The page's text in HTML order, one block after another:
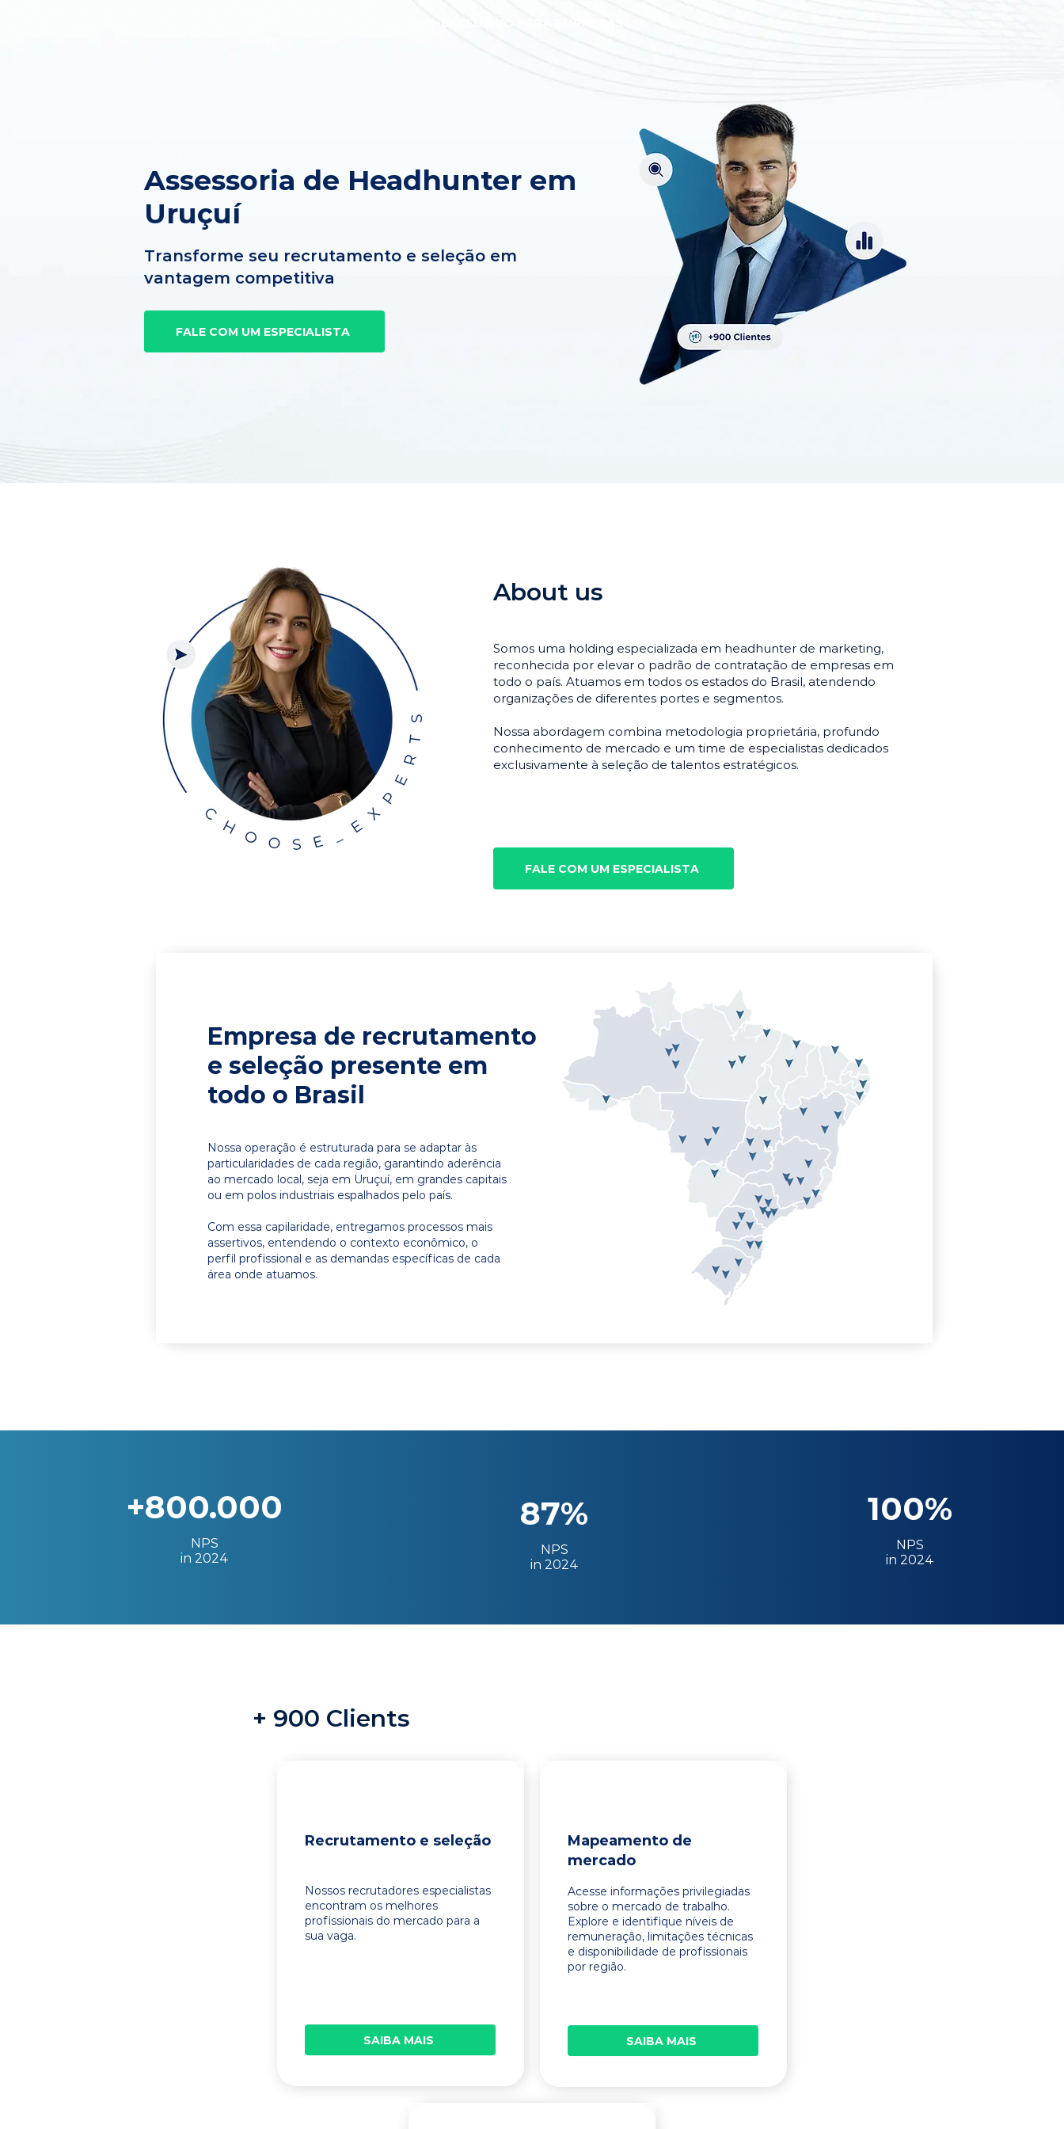
Assessoria de Headhunter em
Uruçuí
Transforme seu recrutamento e seleção em
vantagem competitiva
FALE COM UM ESPECIALISTA
About us
Somos uma holding especializada em headhunter de marketing,
reconhecida por elevar o padrão de contratação de empresas em
todo o país. Atuamos em todos os estados do Brasil, atendendo
organizações de diferentes portes e segmentos.
Nossa abordagem combina metodologia proprietária, profundo
conhecimento de mercado e um time de especialistas dedicados
exclusivamente à seleção de talentos estratégicos.
FALE COM UM ESPECIALISTA
Empresa de recrutamento
e seleção presente em
todo o Brasil
Nossa operação é estruturada para se adaptar às
particularidades de cada região, garantindo aderência
ao mercado local, seja em Uruçuí, em grandes capitais
ou em polos industriais espalhados pelo país.
Com essa capilaridade, entregamos processos mais
assertivos, entendendo o contexto econômico, o
perfil profissional e as demandas específicas de cada
área onde atuamos.
+800.000
NPS
in 2024
87%
NPS
in 2024
100%
NPS
in 2024
+ 900 Clients
Recrutamento e seleção
Nossos recrutadores especialistas
encontram os melhores
profissionais do mercado para a
sua vaga.
SAIBA MAIS
Mapeamento de
mercado
Acesse informações privilegiadas
sobre o mercado de trabalho.
Explore e identifique níveis de
remuneração, limitações técnicas
e disponibilidade de profissionais
por região.
SAIBA MAIS